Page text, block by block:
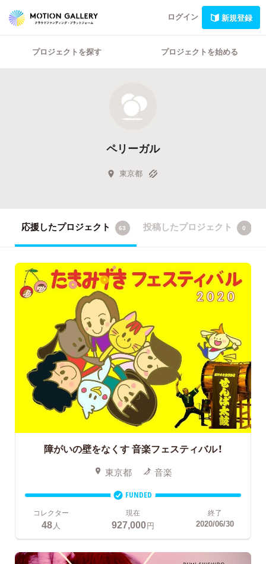
ログイン 新規登録
プロジェクトを探す プロジェクトを始める
ペリーガル
東京都
応援したプロジェクト 63 投稿したプロジェクト 0
障がいの壁をなくす音楽フェスティバル！
東京都 音楽
FUNDED
コレクター
48 人
現在
927,000円
終了
2020/06/30